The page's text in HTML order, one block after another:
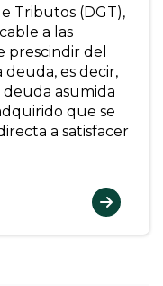
Tributos (DGT),
a las
prescindir del
es decir,
asumida
que se
a satisfacer